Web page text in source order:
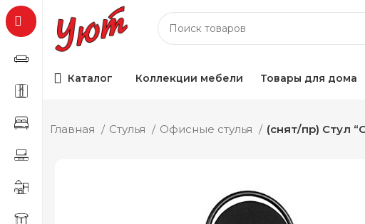
Каталог Коллекции мебели Товары для дома
Главная Стулья Офисные стулья (снят/пр) Стул